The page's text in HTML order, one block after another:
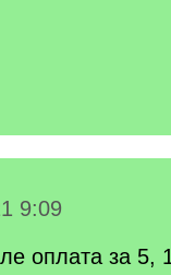
9:09
оплата за 5,